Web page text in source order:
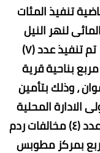
تنفيذ المئات
لنهر النيل
وغيرها من أشكال التعديات ..حيث تم تنفيذ عدد (٧)
ردم بمساحة ٩٧٥٠ متر مربع بناحية قرية
، وذلك بتأمين
المحلية
وبإستخدام معدات الوزارة ، و تم إزالة عدد (٤) مخالفات ردم
بمساحة ٥٦٧ متر مربع بمركز مطوبس